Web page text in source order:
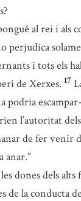
al rei i als
perjudica
i tots els
de Xerxes. 17
podria
l’autoritat
de fer venir
anar.”
dones dels
de la conducta